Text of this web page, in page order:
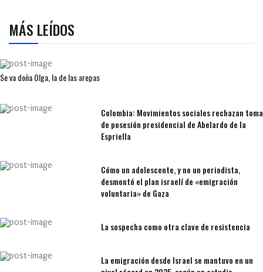
MÁS LEÍDOS
Se va doña Olga, la de las arepas
Colombia: Movimientos sociales rechazan toma
de posesión presidencial de Abelardo de la
Espriella
Cómo un adolescente, y no un periodista,
desmontó el plan israelí de «emigración
voluntaria» de Gaza
La sospecha como otra clave de resistencia
La emigración desde Israel se mantuvo en un